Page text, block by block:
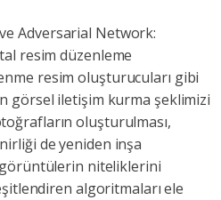
Adversarial Network:
resim düzenleme
resim oluşturucuları gibi
görsel iletişim kurma şeklimizi
oluşturulması,
de yeniden inşa
niteliklerini
algoritmaları ele